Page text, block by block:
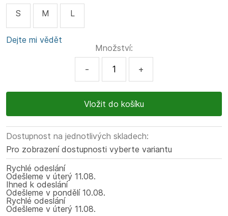
S
M L
Dejte mi vědět
Množství:
- +
Dostupnost na jednotlivých skladech:
Pro zobrazení dostupnosti vyberte variantu
Rychlé odeslání
Odešleme v úterý 11.08.
Ihned k odeslání
Odešleme v pondělí10.08.
Rychlé odeslání
Odešleme v úterý 11.08.